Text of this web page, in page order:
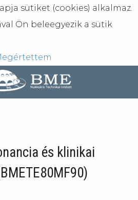
sütiket (cookies) alkalmaz.
Ön beleegyezik a sütik
és klinikai